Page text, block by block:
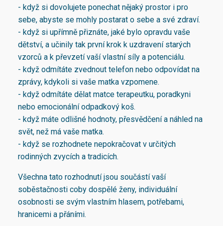
- když si dovolujete ponechat nějaký prostor i pro
sebe, abyste se mohly postarat o sebe a své zdraví.
- když si upřímně přiznáte, jaké bylo opravdu vaše
dětství, a učinily tak první krok k uzdravení starých
vzorců a k převzetí vaší vlastní síly a potenciálu.
- když odmítáte zvednout telefon nebo odpovídat na
zprávy, kdykoli si vaše matka vzpomene.
- když odmítáte dělat matce terapeutku, poradkyni
nebo emocionální odpadkový koš.
- když máte odlišné hodnoty, přesvědčení a náhled na
svět, než má vaše matka.
- když se rozhodnete nepokračovat v určitých
rodinných zvycích a tradicích.
Všechna tato rozhodnutí jsou součástí vaší
soběstačnosti coby dospělé ženy, individuální
osobnosti se svým vlastním hlasem, potřebami,
hranicemi a přáními.